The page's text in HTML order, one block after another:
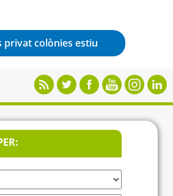
privat colònies estiu